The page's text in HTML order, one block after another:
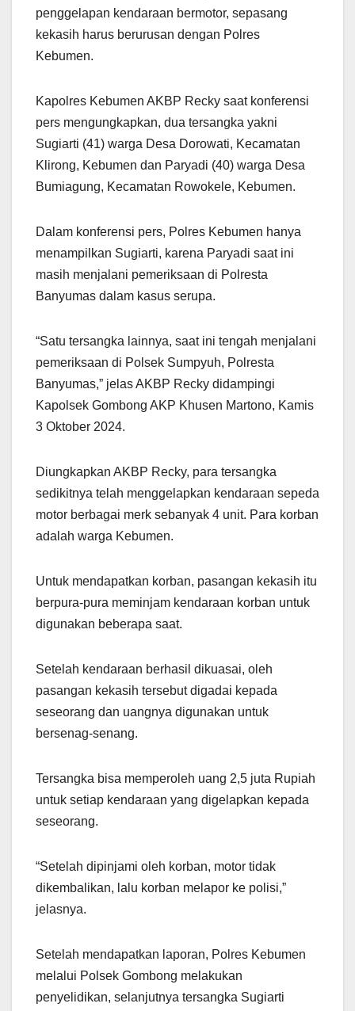
penggelapan kendaraan bermotor, sepasang
kekasih harus berurusan dengan Polres
Kebumen.
Kapolres Kebumen AKBP Recky saat konferensi
pers mengungkapkan, dua tersangka yakni
Sugiarti (41) warga Desa Dorowati, Kecamatan
Klirong, Kebumen dan Paryadi (40) warga Desa
Bumiagung, Kecamatan Rowokele, Kebumen.
Dalam konferensi pers, Polres Kebumen hanya
menampilkan Sugiarti, karena Paryadi saat ini
masih menjalani pemeriksaan di Polresta
Banyumas dalam kasus serupa.
“Satu tersangka lainnya, saat ini tengah menjalani
pemeriksaan di Polsek Sumpyuh, Polresta
Banyumas,” jelas AKBP Recky didampingi
Kapolsek Gombong AKP Khusen Martono, Kamis
3 Oktober 2024.
Diungkapkan AKBP Recky, para tersangka
sedikitnya telah menggelapkan kendaraan sepeda
motor berbagai merk sebanyak 4 unit. Para korban
adalah warga Kebumen.
Untuk mendapatkan korban, pasangan kekasih itu
berpura-pura meminjam kendaraan korban untuk
digunakan beberapa saat.
Setelah kendaraan berhasil dikuasai, oleh
pasangan kekasih tersebut digadai kepada
seseorang dan uangnya digunakan untuk
bersenag-senang.
Tersangka bisa memperoleh uang 2,5 juta Rupiah
untuk setiap kendaraan yang digelapkan kepada
seseorang.
“Setelah dipinjami oleh korban, motor tidak
dikembalikan, lalu korban melapor ke polisi,”
jelasnya.
Setelah mendapatkan laporan, Polres Kebumen
melalui Polsek Gombong melakukan
penyelidikan, selanjutnya tersangka Sugiarti